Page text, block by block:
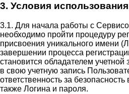
3. Условия
3.1. Для начала работы с
необходимо пройти процедуру
присвоения уникального имени
завершении процесса
становится обладателем
в свою учетную запись
ответственность за
также Логина и пароля.